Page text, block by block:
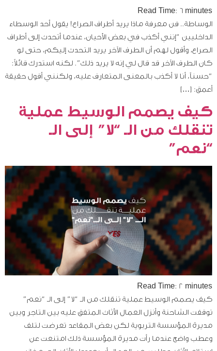
Read Time: 6 minutes
الوساطة.. فن معرفة ماذا يريد أطراف الصراع! يقول أحد الوسطاء
الداخليين “إنني أكذب في بعض الأحيان، عندما أتحدث إلى أطراف
الصراع، وأقول لهم أن الطرف الآخر يريد التحدث إليكم، حتى لو
كان الطرف الآخر قد قال لي إنه لا يريد ذلك”. لكنه استدرك قائلاً:
“حسناً، أنا لا أكذب بالمعنى المتعارف عليه، ولكنني أقول حقيقة
أعمق: […]
كيف يصمم الوسيط عملية
تنقلك من الـ “لا” إلى الـ
“نعم”
Read Time: 2 minutes
كيف يصمم الوسيط عملية تنقلك من الـ “لا” إلى الـ “نعم”
توقفت الشاحنة وأنزل العمال الأثاث المتفق عليه بين التاجر وبين
مديرة المؤسسة التربوية لكن بعض المقاعد تعرضت لتلف
وعطب واضح عندما رأت مديرة المؤسسة ذلك امتنعت عن